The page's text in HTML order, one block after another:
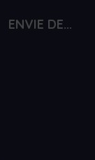
ENVIE DE...